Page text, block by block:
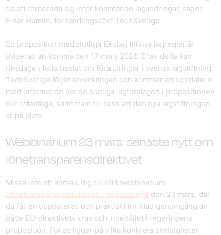
tid att förbereda sig inför kommande lagändringar, säger
Einar Humlin, förhandlingschef TechSverige.
En proposition med slutliga förslag till nya lagregler är
aviserad att komma den 17 mars 2026. Efter detta kan
riksdagen fatta beslut om förändringar i svensk lagstiftning.
TechSverige följer utvecklingen och kommer att uppdatera
med information när de slutliga lagförslagen i propositionen
blir offentliga, samt fram till dess att den nya lagstiftningen
är på plats.
Webbinarium 23 mars: senaste nytt om
lönetransparensdirektivet
Missa inte att anmäla dig till vårt webbinarium
Lönetransparensdirektivet – senaste nytt den 23 mars, där
du får en uppdaterad och praktiskt inriktad genomgång av
både EU-direktivets krav och innehållet i regeringens
proposition. Fokus ligger på vilka konkreta skyldigheter